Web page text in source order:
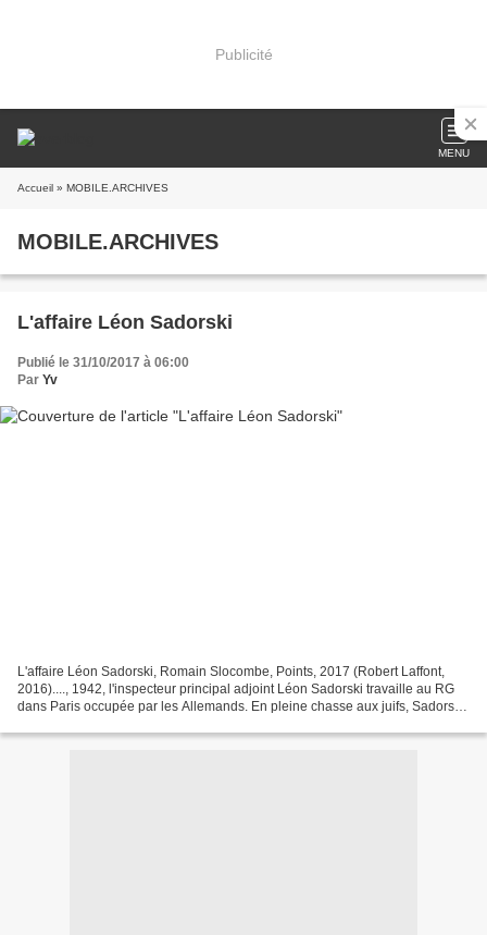
Publicité
MENU
Accueil » MOBILE.ARCHIVES
MOBILE.ARCHIVES
L'affaire Léon Sadorski
Publié le 31/10/2017 à 06:00
Par Yv
L'affaire Léon Sadorski, Romain Slocombe, Points, 2017 (Robert Laffont,
2016)...., 1942, l'inspecteur principal adjoint Léon Sadorski travaille au RG
dans Paris occupée par les Allemands. En pleine chasse aux juifs, Sadorski,